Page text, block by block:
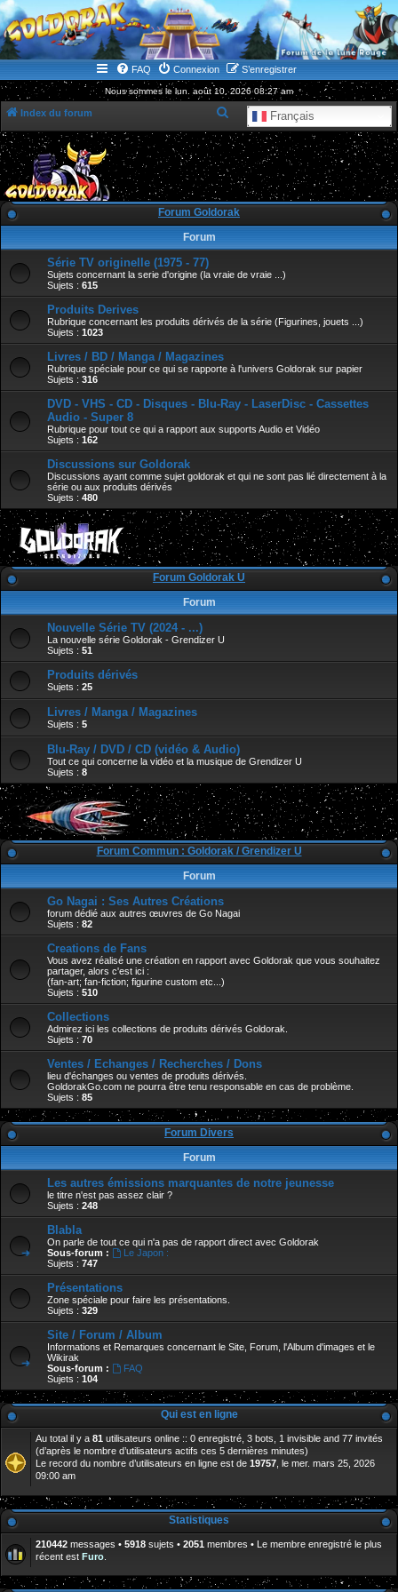
WWW.GOLDORAKGO.COM
le site de la Lune Rouge
FAQ Connexion S’enregistrer
Nous sommes le lun. août 10, 2026 08:27 am
Index du forum Français
e
c
h
r
Forum Goldorak
Forum
Série TV originelle (1975 - 77)
Sujets concernant la serie d'origine (la vraie de vraie ...)
Sujets : 615
Produits Derives
Rubrique concernant les produits dérivés de la série (Figurines, jouets ...)
Sujets : 1023
Livres / BD / Manga / Magazines
Rubrique spéciale pour ce qui se rapporte à l'univers Goldorak sur papier
Sujets : 316
DVD - VHS - CD - Disques - Blu-Ray - LaserDisc - Cassettes
Audio - Super 8
Rubrique pour tout ce qui a rapport aux supports Audio et Vidéo
Sujets : 162
Discussions sur Goldorak
Discussions ayant comme sujet goldorak et qui ne sont pas lié directement à la
série ou aux produits dérivés
Sujets : 480
Forum Goldorak U
Forum
Nouvelle Série TV (2024 - ...)
La nouvelle série Goldorak - Grendizer U
Sujets : 51
Produits dérivés
Sujets : 25
Livres / Manga / Magazines
Sujets : 5
Blu-Ray / DVD / CD (vidéo & Audio)
Tout ce qui concerne la vidéo et la musique de Grendizer U
Sujets : 8
Forum Commun : Goldorak / Grendizer U
Forum
Go Nagai : Ses Autres Créations
forum dédié aux autres œuvres de Go Nagai
Sujets : 82
Creations de Fans
Vous avez réalisé une création en rapport avec Goldorak que vous souhaitez
partager, alors c'est ici :
(fan-art; fan-fiction; figurine custom etc...)
Sujets : 510
Collections
Admirez ici les collections de produits dérivés Goldorak.
Sujets : 70
Ventes / Echanges / Recherches / Dons
lieu d'échanges ou ventes de produits dérivés.
GoldorakGo.com ne pourra être tenu responsable en cas de problème.
Sujets : 85
Forum Divers
Forum
Les autres émissions marquantes de notre jeunesse
le titre n'est pas assez clair ?
Sujets : 248
Blabla
On parle de tout ce qui n'a pas de rapport direct avec Goldorak
Sous-forum :
Le Japon :
Sujets : 747
Présentations
Zone spéciale pour faire les présentations.
Sujets : 329
Site / Forum / Album
Informations et Remarques concernant le Site, Forum, l'Album d'images et le
Wikirak
Sous-forum :
FAQ
Sujets : 104
Qui est en ligne
Au total il y a 81 utilisateurs online :: 0 enregistré, 3 bots, 1 invisible and 77 invités
(d’après le nombre d’utilisateurs actifs ces 5 dernières minutes)
Le record du nombre d’utilisateurs en ligne est de 19757 , le mer. mars 25, 2026
09:00 am
Statistiques
210442 messages • 5918 sujets • 2051 membres • Le membre enregistré le plus
récent est Furo